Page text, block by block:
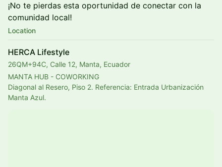
¡No te pierdas esta oportunidad de conectar con la
comunidad local!
Location
HERCA Lifestyle
26QM+94C, Calle 12, Manta, Ecuador
MANTA HUB - COWORKING
Diagonal al Resero, Piso 2. Referencia: Entrada Urbanización
Manta Azul.